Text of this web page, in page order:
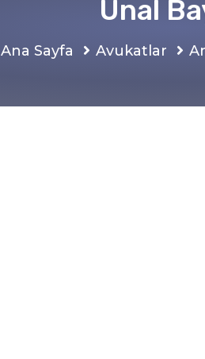
Ünal
Ana Sayfa Avukatlar